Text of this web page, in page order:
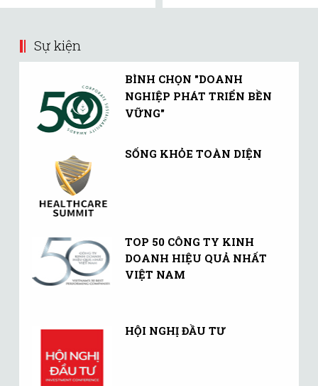
Sự kiện
BÌNH CHỌN "DOANH
NGHIỆP PHÁT TRIỂN BỀN
VỮNG"
SỐNG KHỎE TOÀN DIỆN
TOP 50 CÔNG TY KINH
DOANH HIỆU QUẢ NHẤT
VIỆT NAM
HỘI NGHỊ ĐẦU TƯ